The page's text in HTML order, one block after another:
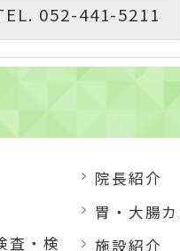
052-441-5211
院長紹介
胃・大腸
査・検
施設紹介